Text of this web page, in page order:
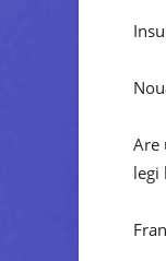
Are
legi